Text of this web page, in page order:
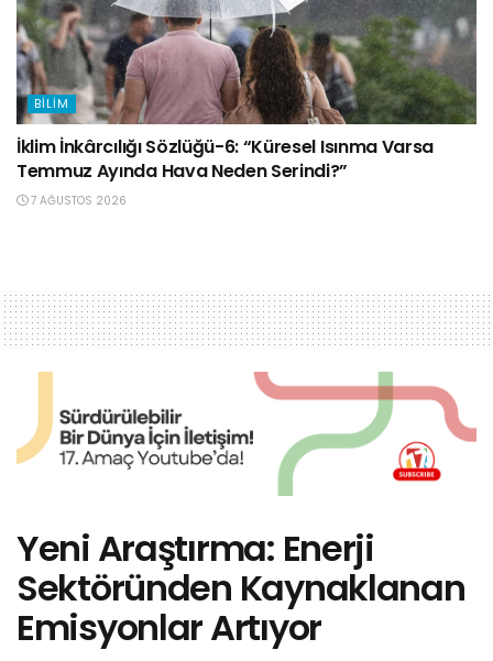
BILIM
İklim İnkârcılığı Sözlüğü-6: “Küresel Isınma Varsa
Temmuz Ayında Hava Neden Serindi?”
7 AĞUSTOS 2026
Yeni Araştırma: Enerji
Sektöründen Kaynaklanan
Emisyonlar Artıyor